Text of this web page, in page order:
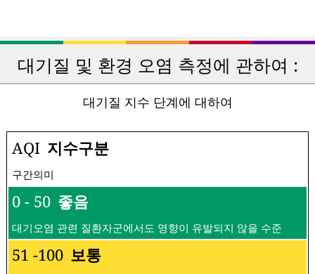
대기질 및 환경 오염 측정에 관하여 :
대기질 지수 단계에 대하여
AQI 지수구분
구간의미
0 - 50 좋음
대기오염 관련 질환자군에서도 영향이 유발되지 않을 수준
51 -100 보통